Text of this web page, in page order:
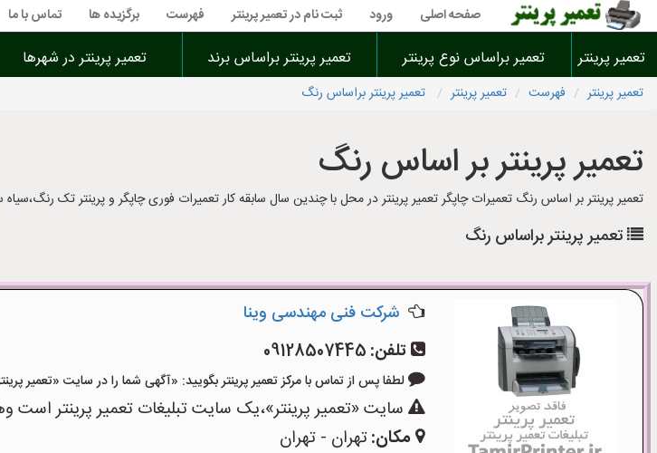
صفحه اصلی ورود ثبت نام در تعمیر پرینتر فهرست برگزیده ها تماس با ما
تعمیر پرینتر تعمیر براساس نوع پرینتر تعمیر پرینتر براساس برند تعمیر پرینتر در شهرها
تعمیر پرینتر فهرست تعمیر پرینتر تعمیر پرینتر براساس رنگ
تعمیر پرینتر بر اساس رنگ
تعمیر پرینتر بر اساس رنگ تعمیرات چاپگر تعمیر پرینتر در محل با چندین سال سابقه کار تعمیرات فوری چاپگر و پرینتر تک
تعمیر پرینتر براساس رنگ
شرکت فنی مهندسی وینا
تلفن: 09128507445
لطفا پس از تماس با مرکز تعمیر پرینتر بگویید: «آگهی شما را در سایت «تعمیر پرینتر» دیده ام
سایت «تعمیر پرینتر»،یک سایت تبلیغات تعمیر پرینتر است
مکان:تهران - تهران